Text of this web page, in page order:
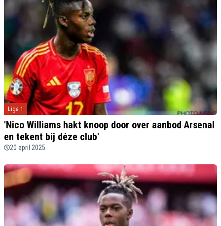
Liga 1
'Nico Williams hakt knoop door over aanbod Arsenal
en tekent bij déze club'
20 april 2025